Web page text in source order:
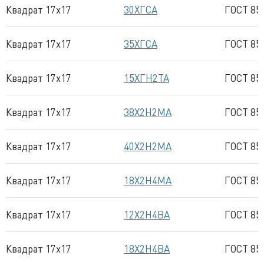
Квадрат 17x17 30ХГСА ГОСТ
Квадрат 17x17 35ХГСА ГОСТ
Квадрат 17x17 15ХГН2ТА ГОСТ
Квадрат 17x17 38Х2Н2МА ГОСТ
Квадрат 17x17 40Х2Н2МА ГОСТ
Квадрат 17x17 18Х2Н4МА ГОСТ
Квадрат 17x17 12Х2Н4ВА ГОСТ
Квадрат 17x17 18Х2Н4ВА ГОСТ